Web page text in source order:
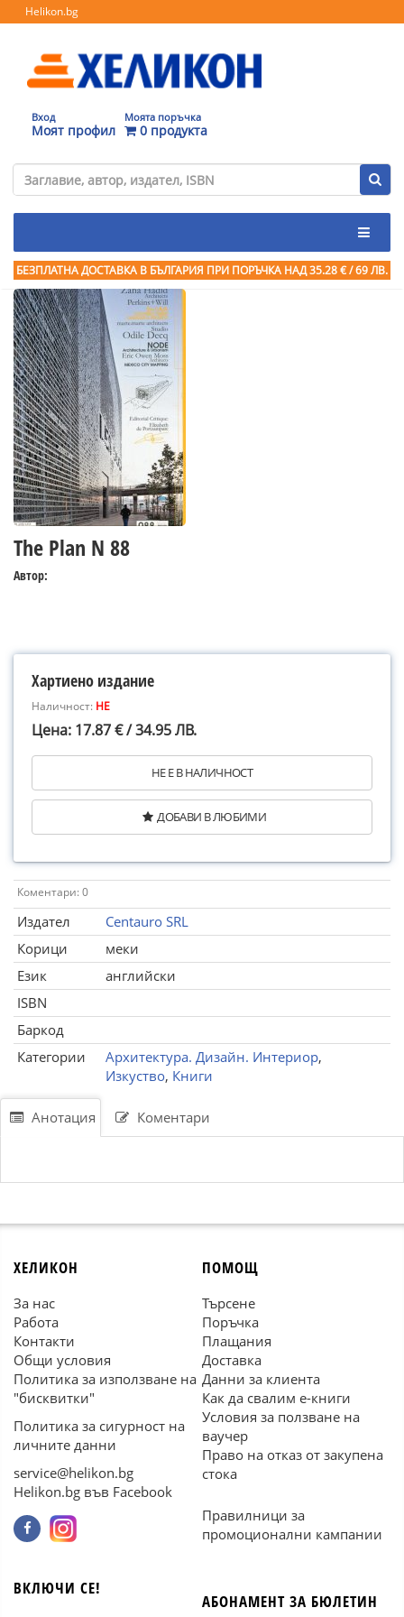
Helikon.bg
Вход
Моят профил
Моята поръчка
0 продукта
БЕЗПЛАТНА ДОСТАВКА В БЪЛГАРИЯ ПРИ ПОРЪЧКА НАД 35.28 € / 69 ЛВ.
The Plan N 88
Автор:
Хартиено издание
Наличност: НЕ
Цена: 17.87 € / 34.95 ЛВ.
НЕ Е В НАЛИЧНОСТ
ДОБАВИ В ЛЮБИМИ
Коментари: 0
Издател
Centauro SRL
Корици
меки
Език
английски
ISBN
Баркод
Категории
Архитектура. Дизайн. Интериор,
Изкуство, Книги
Анотация Коментари
ХЕЛИКОН
За нас
Работа
Контакти
Общи условия
Политика за използване на
"бисквитки"
Политика за сигурност на
личните данни
service@helikon.bg
Helikon.bg във Facebook
ПОМОЩ
Търсене
Поръчка
Плащания
Доставка
Данни за клиента
Как да свалим е-книги
Условия за ползване на
ваучер
Право на отказ от закупена
стока
Правилници за
промоционални кампании
ВКЛЮЧИ СЕ!
АБОНАМЕНТ ЗА БЮЛЕТИН